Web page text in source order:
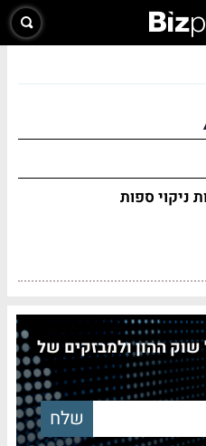
ניקוי ספות
ההון ולמבזקים של